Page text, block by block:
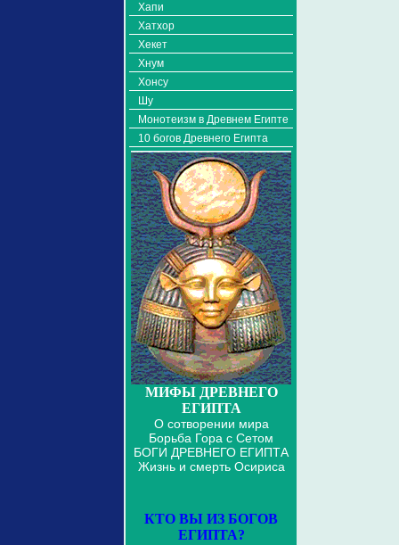
Хапи
Хатхор
Хекет
Хнум
Хонсу
Шу
Монотеизм в Древнем Египте
10 богов Древнего Египта
МИФЫ ДРЕВНЕГО
ЕГИПТА
О сотворении мира
Борьба Гора с Сетом
БОГИ ДРЕВНЕГО ЕГИПТА
Жизнь и смерть Осириса
КТО ВЫ ИЗ БОГОВ
ЕГИПТА?